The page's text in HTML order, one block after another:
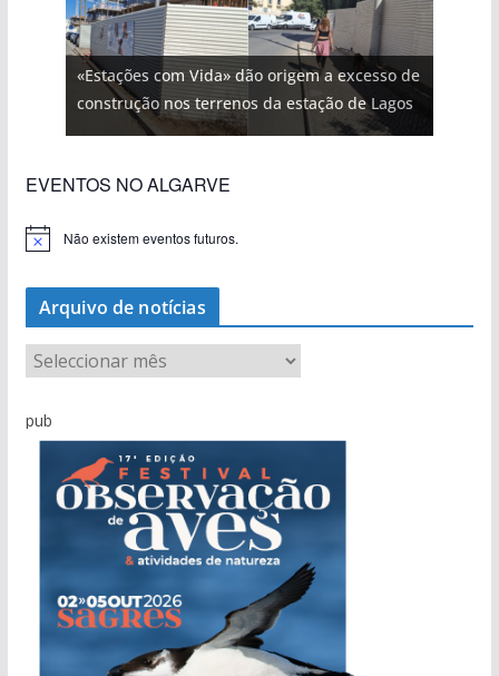
«Estações com Vida» dão origem a excesso de
construção nos terrenos da estação de Lagos
EVENTOS NO ALGARVE
Não existem eventos futuros.
Arquivo de notícias
r
q
pub